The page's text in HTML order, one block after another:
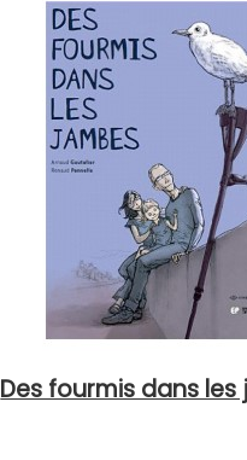
Des fourmis dans